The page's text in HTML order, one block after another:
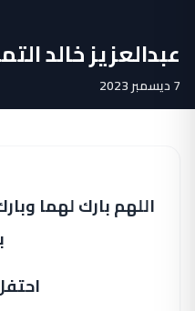
عبدالعزيز خالد
7 ديسمبر 2023
اللهم بارك لهما